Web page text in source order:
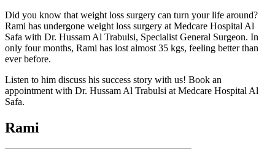
Did you know that weight loss surgery can turn your life around?
Rami has undergone weight loss surgery at Medcare Hospital Al
Safa with Dr. Hussam Al Trabulsi, Specialist General Surgeon. In
only four months, Rami has lost almost 35 kgs, feeling better than
ever before.
Listen to him discuss his success story with us! Book an
appointment with Dr. Hussam Al Trabulsi at Medcare Hospital Al
Safa.
Rami